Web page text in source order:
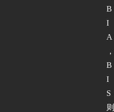
B
I
A
，
B
I
S
则